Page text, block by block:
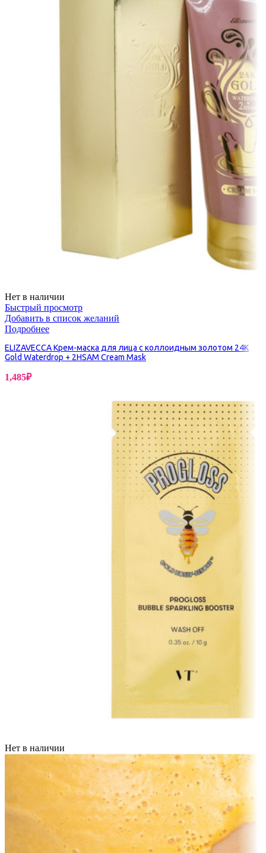
Нет в наличии
Быстрый просмотр
Добавить в список желаний
Подробнее
ELIZAVECCA Крем-маска для лица с коллоидным золотом 24K
Gold Waterdrop + 2HSAM Cream Mask
1,485₽
Нет в наличии